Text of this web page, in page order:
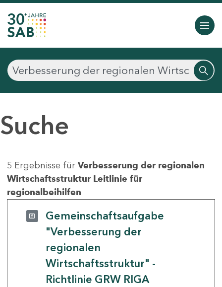
Suche
5 Ergebnisse für Verbesserung der regionalen
Wirtschaftsstruktur Leitlinie für
regionalbeihilfen
Gemeinschaftsaufgabe
"Verbesserung der
regionalen
Wirtschaftsstruktur" -
Richtlinie GRW RIGA